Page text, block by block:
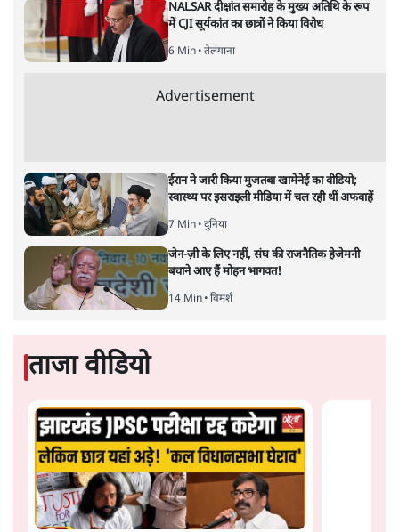
भारत ईयू मुक्त व्यापार समझौताः ईयू अध्यक्ष उर्सुला वॉन डेर लेयेन और
पीएम मोदी
सतीश झा
भारत-यूरोपीय संघ मुक्त व्यापार समझौताः क्या यूरोप की ओर भारत
का झुकाव एक लंबा रणनीतिक नज़रिया है या वैश्विक दबावों और
अमेरिकी अनिश्चितता की वजह से उठाया गया एक कदम है? वरिष्ठ
पत्रकार सतीश झा का आकलनः
कूटनीति में समय ही सबसेबड़ा कारक होता है। भारत का यूरोप की
यूरोपीय संघ मुक्त व्यापार समझौते (एफ़टीए) में दिखाई देता है—
किसी दीर्घकालिक रणनीतिक दूरदृष्टि की पराकाष्ठा कम, और
परिस्थितियों के दबाव में लिया गया एक तेज़ निर्णय अधिक लगता
और पढ़ें
सत्य हिन्दी ऐपडाउनलोडकरें